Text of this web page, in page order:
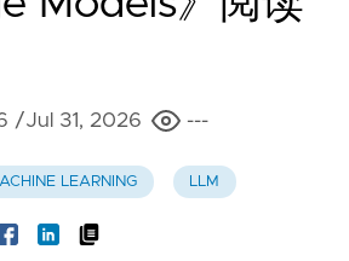
/Jul 31, 2026 ---
LEARNING LLM